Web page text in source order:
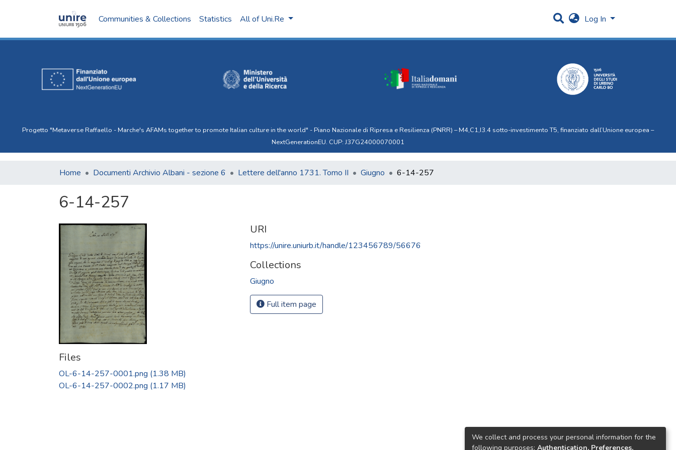
Communities & Collections Statistics All of Uni.Re Log In
Progetto "Metaverse Raffaello - Marche's AFAMs together to promote Italian culture in the world" - Piano Nazionale di Ripresa e Resilienza (PNRR) – M4,C1,I3.4 sotto-investimento T5, finanziato dall’Unione europea –
NextGenerationEU. CUP: J37G24000070001
Home Documenti Archivio Albani - sezione 6 Lettere dell'anno 1731. Tomo II Giugno 6-14-257
6-14-257
Files
OL-6-14-257-0001.png (1.38 MB)
OL-6-14-257-0002.png (1.17 MB)
URI
https://unire.uniurb.it/handle/123456789/56676
Collections
Giugno
Full item page
We collect and process your personal information for the
following purposes: Authentication, Preferences,